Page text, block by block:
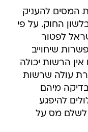
המסים להעניק
החוק. על פי
לפטור
שיחוייב
הרשות יכולה
עולה שרשות
מיהם
להיפגע
לשלם מס על